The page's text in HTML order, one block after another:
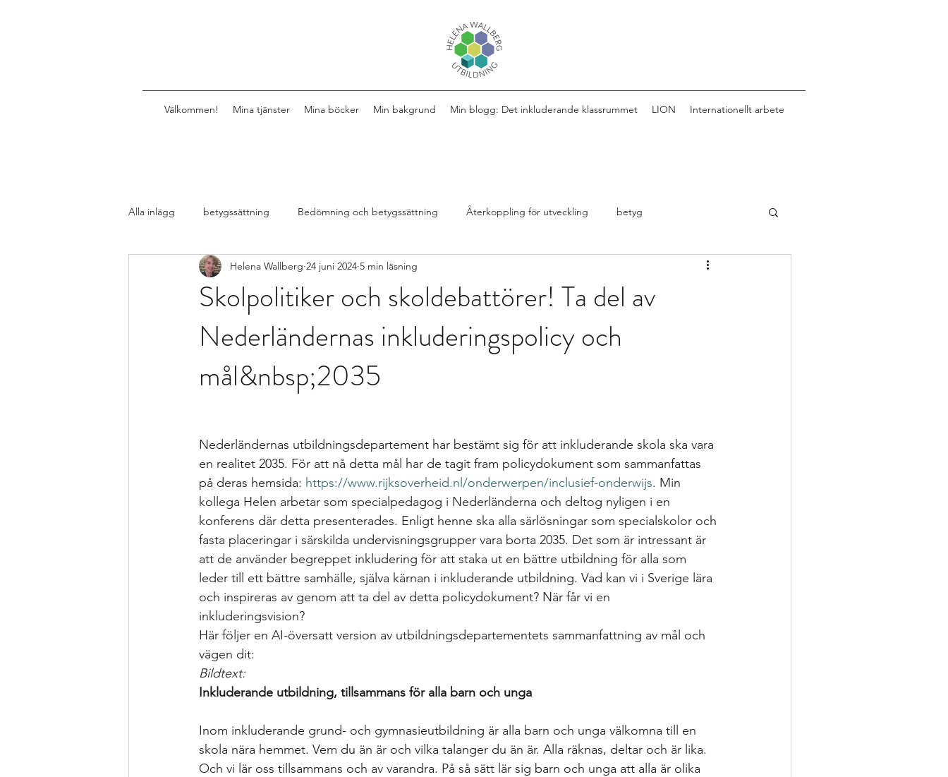
Välkommen! Mina tjänster Mina böcker Min bakgrund Min blogg: Det inkluderande klassrummet LION Internationellt arbete
Alla inlägg betygssättning Bedömning och betygssättning Återkoppling för utveckling betyg
Design av lektioner, uppgifter, mat Design av lektioner
Formativ bedömning som förhållnings differentierad undervisning Growth mindset Inkludering
Kollegialt lärande Istället för elevärenden till elevh
specialpedagogen och försteläraren Skoldebatt Relationellt och kategoriskt perspe Stödinsatser
Strategier för att träna och kompen uppgifter The Agency for Special Needs and In Återkoppling för utveckling
Bedömning och betygssättning betyg
Skolpolitiker och skoldebattörer! Ta del av
Nederländernas inkluderingspolicy och
mål&nbsp;2035
Helena Wallberg 24 juni 2024 5 min läsning
Nederländernas utbildningsdepartement har bestämt sig för att inkluderande skola ska vara
en realitet 2035. För att nå detta mål har de tagit fram policydokument som sammanfattas
på deras hemsida: https://www.rijksoverheid.nl/onderwerpen/inclusief-onderwijs. Min
kollega Helen arbetar som specialpedagog i Nederländerna och deltog nyligen i en
konferens där detta presenterades. Enligt henne ska alla särlösningar som specialskolor och
fasta placeringar i särskilda undervisningsgrupper vara borta 2035. Det som är intressant är
att de använder begreppet inkludering för att staka ut en bättre utbildning för alla som
leder till ett bättre samhälle, själva kärnan i inkluderande utbildning. Vad kan vi i Sverige lära
och inspireras av genom att ta del av detta policydokument? När får vi en
inkluderingsvision?
Här följer en AI-översatt version av utbildningsdepartementets sammanfattning av mål och
vägen dit:
Bildtext:
Inkluderande utbildning, tillsammans för alla barn och unga
Inom inkluderande grund- och gymnasieutbildning är alla barn och unga välkomna till en
skola nära hemmet. Vem du än är och vilka talanger du än är. Alla räknas, deltar och är lika.
Och vi lär oss tillsammans och av varandra. På så sätt lär sig barn och unga att alla är olika